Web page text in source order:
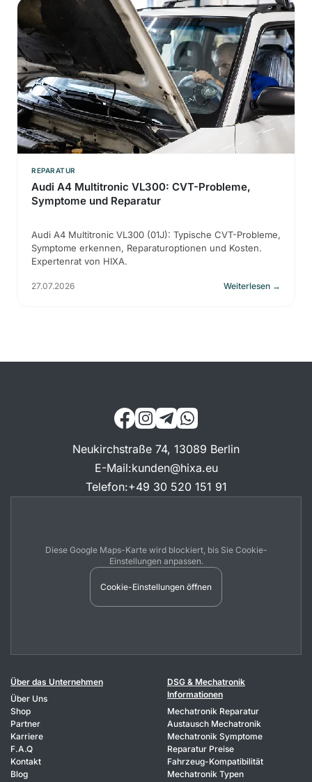
REPARATUR
Audi A4 Multitronic VL300: CVT-Probleme,
Symptome und Reparatur
Audi A4 Multitronic VL300 (01J): Typische CVT-Probleme,
Symptome erkennen, Reparaturoptionen und Kosten.
Expertenrat von HIXA.
27.07.2026 Weiterlesen →
Neukirchstraße 74, 13089 Berlin
E-Mail:kunden@hixa.eu
Telefon:+49 30 520 151 91
Diese Google Maps-Karte wird blockiert, bis Sie Cookie-
Einstellungen anpassen.
Cookie-Einstellungen öffnen
Über das Unternehmen
Über Uns
Shop
Partner
Karriere
F.A.Q
Kontakt
Blog
DSG & Mechatronik
Informationen
Mechatronik Reparatur
Austausch Mechatronik
Mechatronik Symptome
Reparatur Preise
Fahrzeug-Kompatibilität
Mechatronik Typen